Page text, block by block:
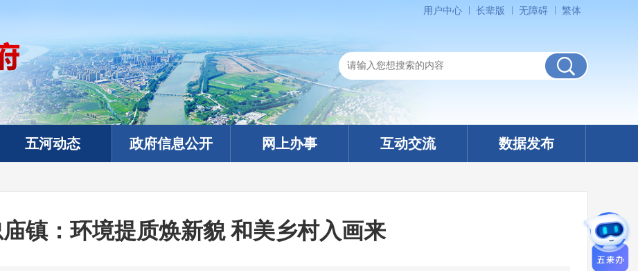
用户中心 长辈版 无障碍 繁体
五河动态 政府信息公开 网上办事 互动交流 数据发布
镇：环境提质焕新貌 和美乡村入画来